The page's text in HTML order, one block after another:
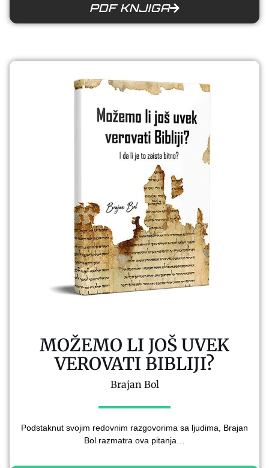
PDF KNJIGA
MOŽEMO LI JOŠ UVEK
VEROVATI BIBLIJI?
Brajan Bol
Podstaknut svojim redovnim razgovorima sa ljudima, Brajan
Bol razmatra ova pitanja…